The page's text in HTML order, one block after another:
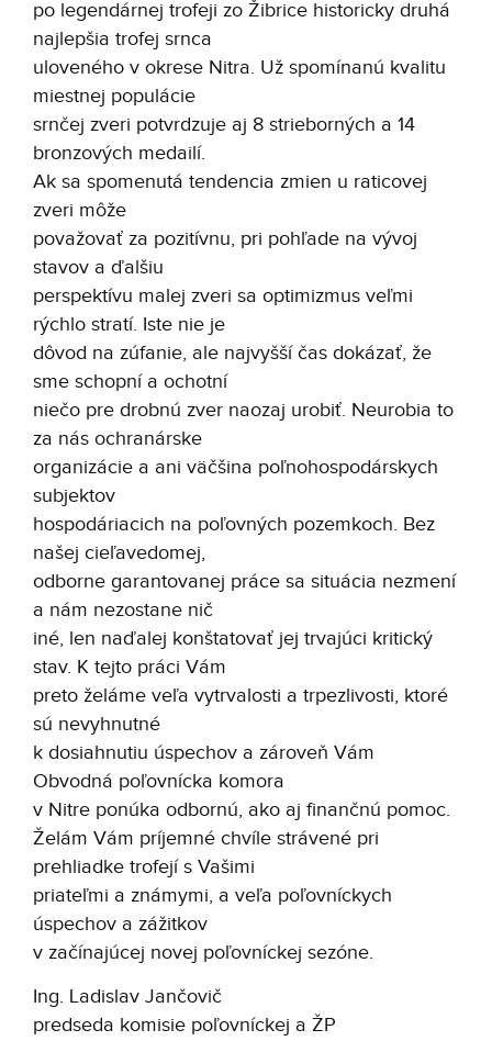
po legendárnej trofeji zo Žibrice historicky druhá
najlepšia trofej srnca
uloveného v okrese Nitra. Už spomínanú kvalitu
miestnej populácie
srnčej zveri potvrdzuje aj 8 strieborných a 14
bronzových medailí.
Ak sa spomenutá tendencia zmien u raticovej
zveri môže
považovať za pozitívnu, pri pohľade na vývoj
stavov a ďalšiu
perspektívu malej zveri sa optimizmus veľmi
rýchlo stratí. Iste nie je
dôvod na zúfanie, ale najvyšší čas dokázať, že
sme schopní a ochotní
niečo pre drobnú zver naozaj urobiť. Neurobia to
za nás ochranárske
organizácie a ani väčšina poľnohospodárskych
subjektov
hospodáriacich na poľovných pozemkoch. Bez
našej cieľavedomej,
odborne garantovanej práce sa situácia nezmení
a nám nezostane nič
iné, len naďalej konštatovať jej trvajúci kritický
stav. K tejto práci Vám
preto želáme veľa vytrvalosti a trpezlivosti, ktoré
sú nevyhnutné
k dosiahnutiu úspechov a zároveň Vám
Obvodná poľovnícka komora
v Nitre ponúka odbornú, ako aj finančnú pomoc.
Želám Vám príjemné chvíle strávené pri
prehliadke trofejí s Vašimi
priateľmi a známymi, a veľa poľovníckych
úspechov a zážitkov
v začínajúcej novej poľovníckej sezóne.
Ing. Ladislav Jančovič
predseda komisie poľovníckej a ŽP